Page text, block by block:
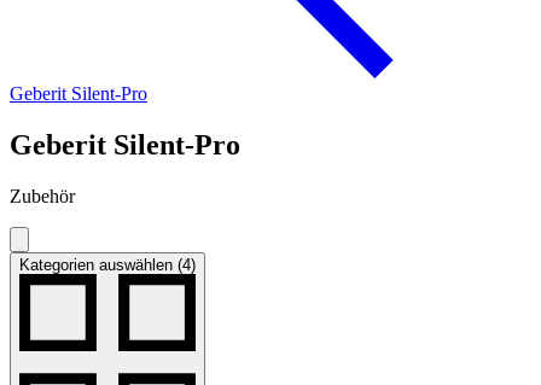
Geberit Silent-Pro
Geberit Silent-Pro
Zubehör
Kategorien auswählen (4)